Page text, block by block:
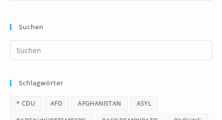
Suchen
Schlagwörter
* CDU AFD AFGHANISTAN ASYL